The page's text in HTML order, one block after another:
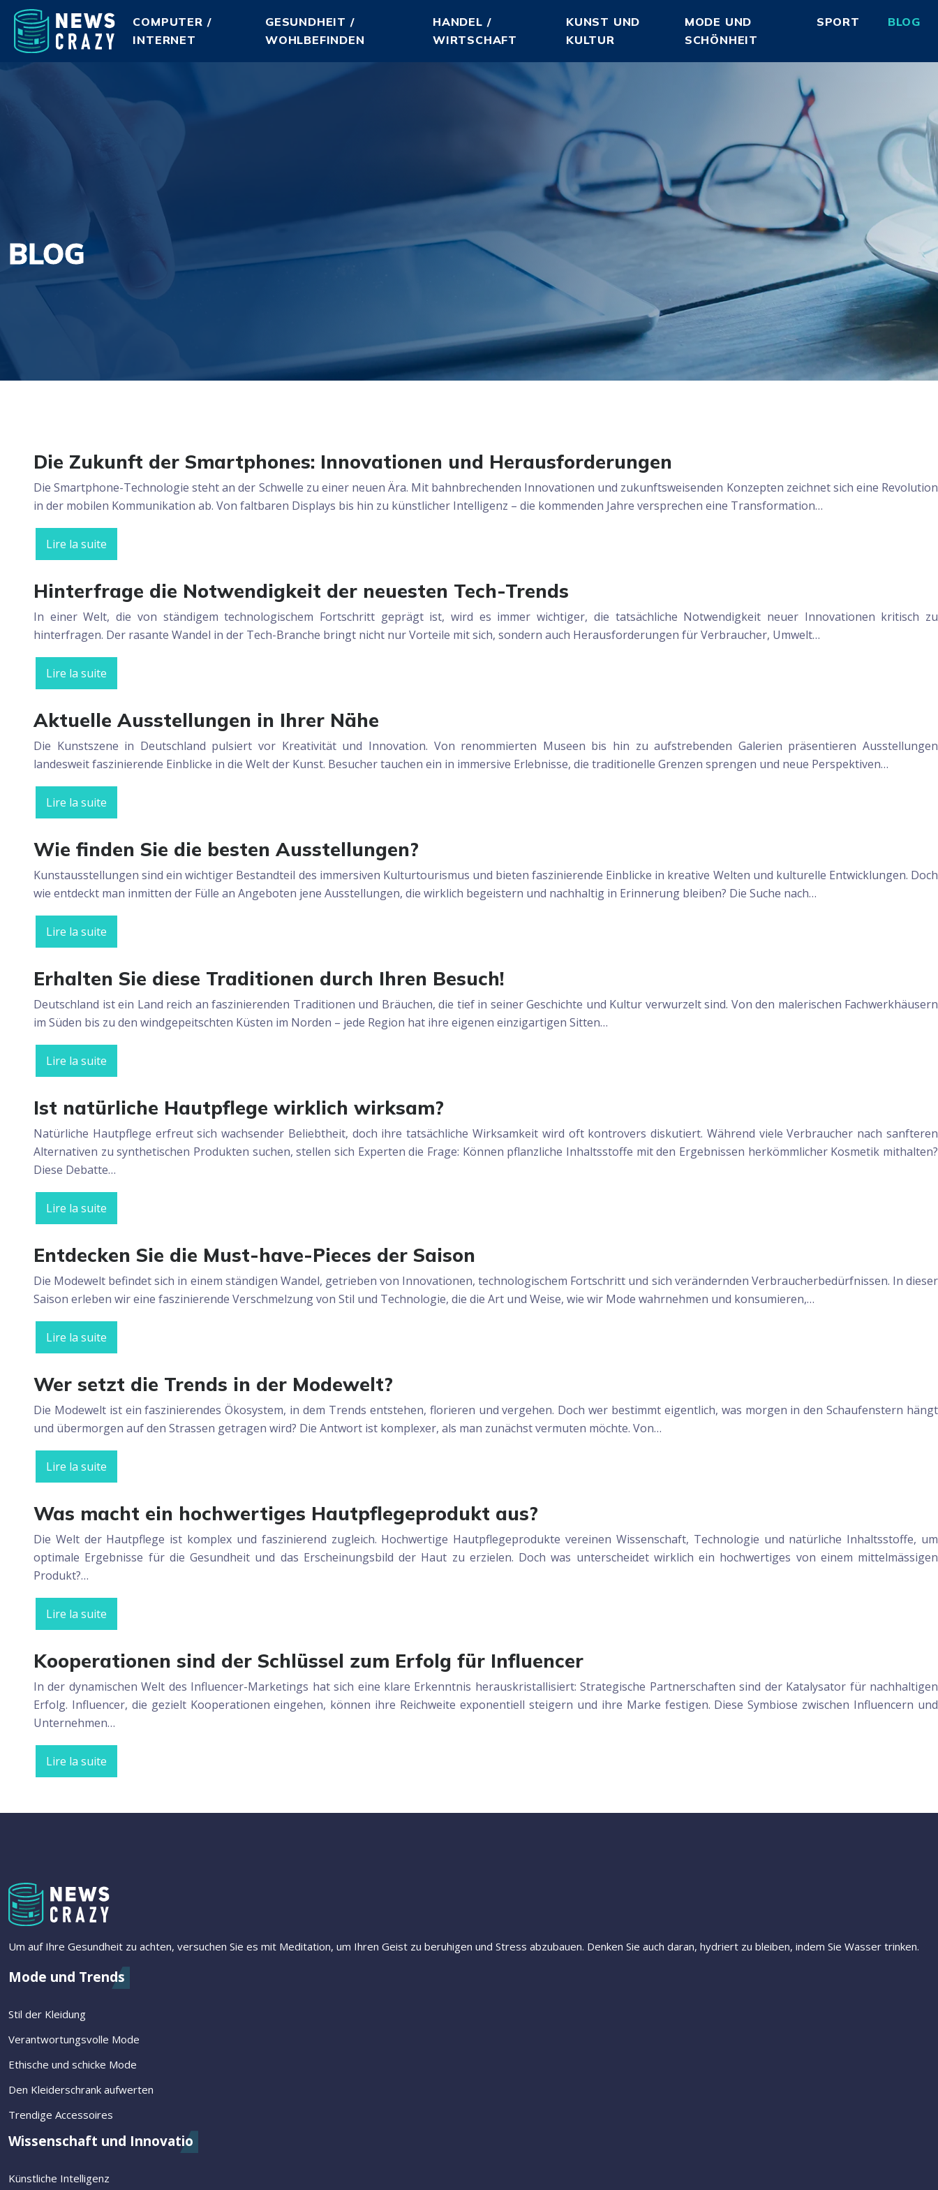
COMPUTER /
INTERNET
GESUNDHEIT /
WOHLBEFINDEN
HANDEL /
WIRTSCHAFT
KUNST UND
KULTUR
MODE UND
SCHÖNHEIT
SPORT BLOG
BLOG
Die Zukunft der Smartphones: Innovationen und Herausforderungen
Die Smartphone-Technologie steht an der Schwelle zu einer neuen Ära. Mit bahnbrechenden Innovationen und zukunftsweisenden Konzepten zeichnet sich eine Revolution
in der mobilen Kommunikation ab. Von faltbaren Displays bis hin zu künstlicher Intelligenz – die kommenden Jahre versprechen eine Transformation…
Lire la suite
Hinterfrage die Notwendigkeit der neuesten Tech-Trends
In einer Welt, die von ständigem technologischem Fortschritt geprägt ist, wird es immer wichtiger, die tatsächliche Notwendigkeit neuer Innovationen kritisch zu
hinterfragen. Der rasante Wandel in der Tech-Branche bringt nicht nur Vorteile mit sich, sondern auch Herausforderungen für Verbraucher, Umwelt…
Lire la suite
Aktuelle Ausstellungen in Ihrer Nähe
Die Kunstszene in Deutschland pulsiert vor Kreativität und Innovation. Von renommierten Museen bis hin zu aufstrebenden Galerien präsentieren Ausstellungen
landesweit faszinierende Einblicke in die Welt der Kunst. Besucher tauchen ein in immersive Erlebnisse, die traditionelle Grenzen sprengen und neue Perspektiven…
Lire la suite
Wie finden Sie die besten Ausstellungen?
Kunstausstellungen sind ein wichtiger Bestandteil des immersiven Kulturtourismus und bieten faszinierende Einblicke in kreative Welten und kulturelle Entwicklungen. Doch
wie entdeckt man inmitten der Fülle an Angeboten jene Ausstellungen, die wirklich begeistern und nachhaltig in Erinnerung bleiben? Die Suche nach…
Lire la suite
Erhalten Sie diese Traditionen durch Ihren Besuch!
Deutschland ist ein Land reich an faszinierenden Traditionen und Bräuchen, die tief in seiner Geschichte und Kultur verwurzelt sind. Von den malerischen Fachwerkhäusern
im Süden bis zu den windgepeitschten Küsten im Norden – jede Region hat ihre eigenen einzigartigen Sitten…
Lire la suite
Ist natürliche Hautpflege wirklich wirksam?
Natürliche Hautpflege erfreut sich wachsender Beliebtheit, doch ihre tatsächliche Wirksamkeit wird oft kontrovers diskutiert. Während viele Verbraucher nach sanfteren
Alternativen zu synthetischen Produkten suchen, stellen sich Experten die Frage: Können pflanzliche Inhaltsstoffe mit den Ergebnissen herkömmlicher Kosmetik mithalten?
Diese Debatte…
Lire la suite
Entdecken Sie die Must-have-Pieces der Saison
Die Modewelt befindet sich in einem ständigen Wandel, getrieben von Innovationen, technologischem Fortschritt und sich verändernden Verbraucherbedürfnissen. In dieser
Saison erleben wir eine faszinierende Verschmelzung von Stil und Technologie, die die Art und Weise, wie wir Mode wahrnehmen und konsumieren,…
Lire la suite
Wer setzt die Trends in der Modewelt?
Die Modewelt ist ein faszinierendes Ökosystem, in dem Trends entstehen, florieren und vergehen. Doch wer bestimmt eigentlich, was morgen in den Schaufenstern hängt
und übermorgen auf den Strassen getragen wird? Die Antwort ist komplexer, als man zunächst vermuten möchte. Von…
Lire la suite
Was macht ein hochwertiges Hautpflegeprodukt aus?
Die Welt der Hautpflege ist komplex und faszinierend zugleich. Hochwertige Hautpflegeprodukte vereinen Wissenschaft, Technologie und natürliche Inhaltsstoffe, um
optimale Ergebnisse für die Gesundheit und das Erscheinungsbild der Haut zu erzielen. Doch was unterscheidet wirklich ein hochwertiges von einem mittelmässigen
Produkt?…
Lire la suite
Kooperationen sind der Schlüssel zum Erfolg für Influencer
In der dynamischen Welt des Influencer-Marketings hat sich eine klare Erkenntnis herauskristallisiert: Strategische Partnerschaften sind der Katalysator für nachhaltigen
Erfolg. Influencer, die gezielt Kooperationen eingehen, können ihre Reichweite exponentiell steigern und ihre Marke festigen. Diese Symbiose zwischen Influencern und
Unternehmen…
Lire la suite
Um auf Ihre Gesundheit zu achten, versuchen Sie es mit Meditation, um Ihren Geist zu beruhigen und Stress abzubauen. Denken Sie auch daran, hydriert zu bleiben, indem Sie Wasser trinken.
Mode und Trends
Stil der Kleidung
Verantwortungsvolle Mode
Ethische und schicke Mode
Den Kleiderschrank aufwerten
Trendige Accessoires
Wissenschaft und Innovatio
Künstliche Intelligenz